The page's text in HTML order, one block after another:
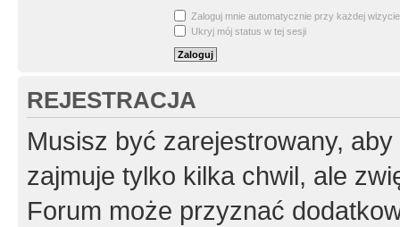
Zaloguj mnie automatycznie przy każdej wizycie
Ukryj mój status w tej sesji
REJESTRACJA
Musisz być zarejestrowany,
zajmuje tylko kilka chwil, ale
Forum może przyznać